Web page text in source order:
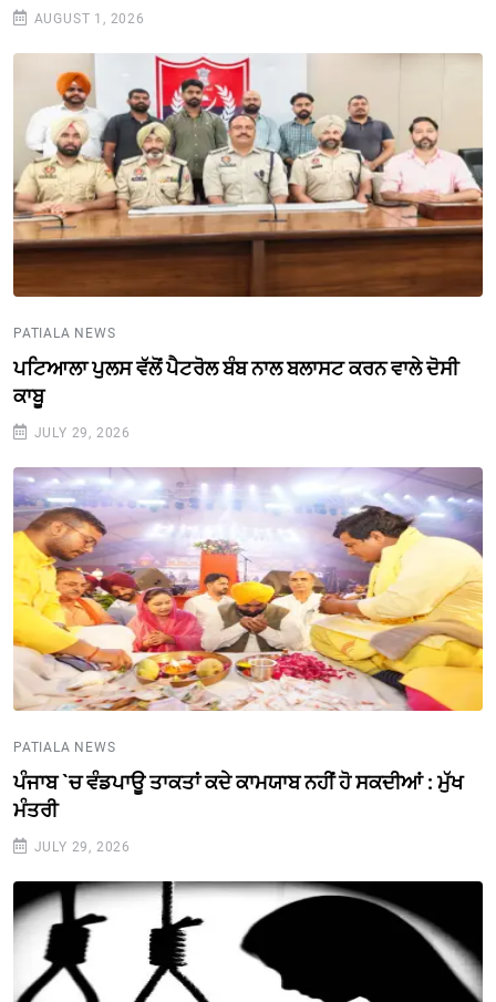
AUGUST 1, 2026
PATIALA NEWS
ਪਟਿਆਲਾ ਪੁਲਸ ਵੱਲੋਂ ਪੈਟਰੋਲ ਬੰਬ ਨਾਲ ਬਲਾਸਟ ਕਰਨ ਵਾਲੇ ਦੋਸੀ
ਕਾਬੂ
JULY 29, 2026
PATIALA NEWS
ਪੰਜਾਬ `ਚ ਵੰਡਪਾਊ ਤਾਕਤਾਂ ਕਦੇ ਕਾਮਯਾਬ ਨਹੀਂ ਹੋ ਸਕਦੀਆਂ : ਮੁੱਖ
ਮੰਤਰੀ
JULY 29, 2026